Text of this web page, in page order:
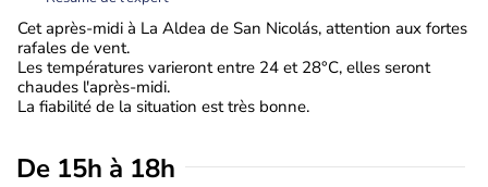
Cet après-midi à La Aldea de San Nicolás, attention aux fortes
rafales de vent.
Les températures varieront entre 24 et 28°C, elles seront
chaudes l'après-midi.
La fiabilité de la situation est très bonne.
De 15h à 18h